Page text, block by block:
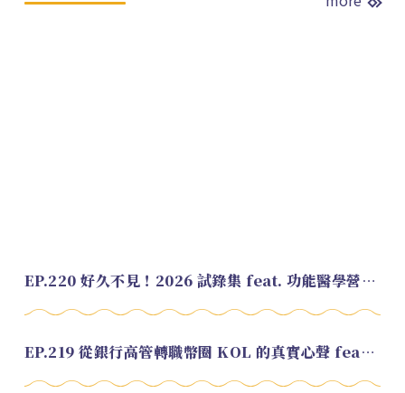
EP.220 好久不見！2026 試錄集 feat. 功能醫學營養師 美寶
EP.219 從銀行高管轉職幣圈 KOL 的真實心聲 feat.龜大